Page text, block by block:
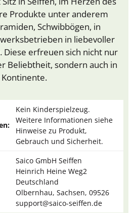
Produkte unter anderem
Schwibbögen, in
in liebevoller
erfreuen sich nicht nur
Beliebtheit, sondern auch in
Kein Kinderspielzeug.
Weitere Informationen siehe
Hinweise zu Produkt,
Gebrauch und Sicherheit.
Saico GmbH Seiffen
Heinrich Heine Weg2
Deutschland
Olbernhau, Sachsen, 09526
support@saico-seiffen.de